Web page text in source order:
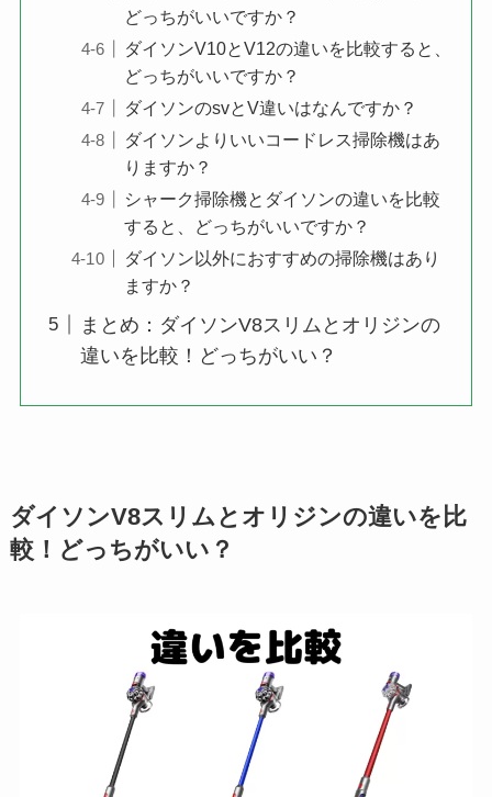
どっちがいいですか？
ダイソンV10とV12の違いを比較すると、
どっちがいいですか？
ダイソンのsvとV違いはなんですか？
ダイソンよりいいコードレス掃除機はあ
りますか？
シャーク掃除機とダイソンの違いを比較
すると、どっちがいいですか？
ダイソン以外におすすめの掃除機はあり
ますか？
まとめ：ダイソンV8スリムとオリジンの
違いを比較！どっちがいい？
ダイソンV8スリムとオリジンの違いを比
較！どっちがいい？